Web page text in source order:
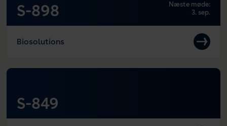
S-898
Næste møde:
3. sep.
Biosolutions
S-849